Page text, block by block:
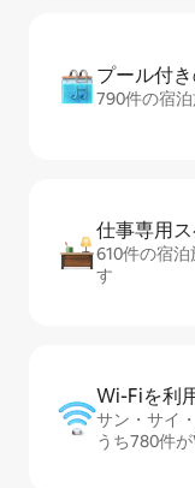
プール付
790件の宿
仕事専用
610件の宿
す
Wi-Fiを利⁠
サン・サイ
うち780件